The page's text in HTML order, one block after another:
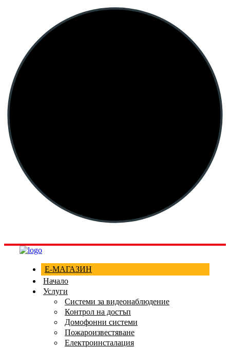
Е-МАГАЗИН
Начало
Услуги
Системи за видеонаблюдение
Контрол на достъп
Домофонни системи
Пожароизвестяване
Електроинсталация